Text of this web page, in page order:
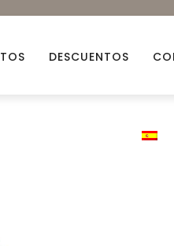
Aceites esenciales
DESCUENTOS